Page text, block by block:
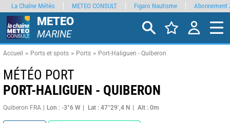
METEO
MARINE
Accueil Ports et spots Ports Port-Haliguen - Quiberon
MÉTÉO PORT
PORT-HALIGUEN - QUIBERON
Quiberon FRA Lon : -3°6 W Lat : 47°29’,4 N Alt : 0m
La Chaîne Météo METEO CONSULT Figaro Nautisme Abonnement